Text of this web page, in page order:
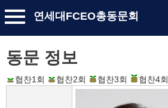
연세대FCEO총동문회
동문 정보
협찬1회 협찬2회 협찬3회 협찬4회